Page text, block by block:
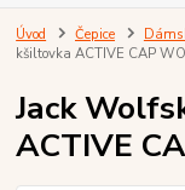
Úvod Čepice
kšiltovka ACTIVE CAP
Jack
ACTIVE